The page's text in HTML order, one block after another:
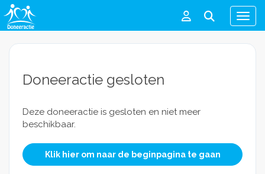
Menu
Doneeractie gesloten
Deze doneeractie is gesloten en niet meer
beschikbaar.
Klik hier om naar de beginpagina te gaan